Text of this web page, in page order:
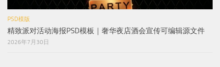
PSD模版
精致派对活动海报PSD模板｜奢华夜店酒会宣传可编辑源文件
2026年7月30日